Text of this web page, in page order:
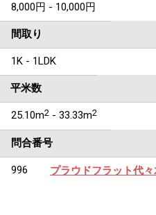
8,000円 - 10,000円
間取り
1K - 1LDK
平米数
25.10m2 - 33.33m2
問合番号
996 プラウドフラット代